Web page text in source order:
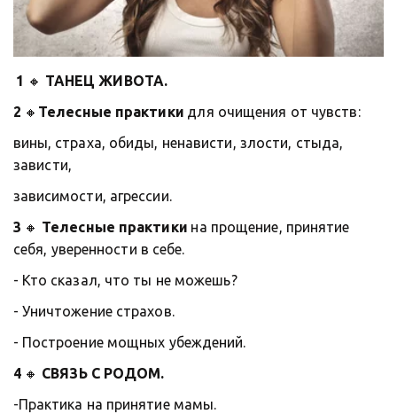
1 🔸 ТАНЕЦ ЖИВОТА.
2 🔸 Телесные практики для очищения от чувств:
вины, страха, обиды, ненависти, злости, стыда,
зависти,
зависимости, агрессии.
3 🔸 Телесные практики на прощение, принятие
себя, уверенности в себе.
- Кто сказал, что ты не можешь?
- Уничтожение страхов.
- Построение мощных убеждений.
4 🔸 СВЯЗЬ С РОДОМ.
-Практика на принятие мамы.